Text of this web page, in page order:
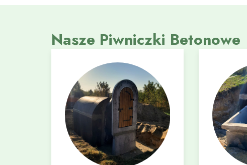
Nasze Piwniczki Betonowe